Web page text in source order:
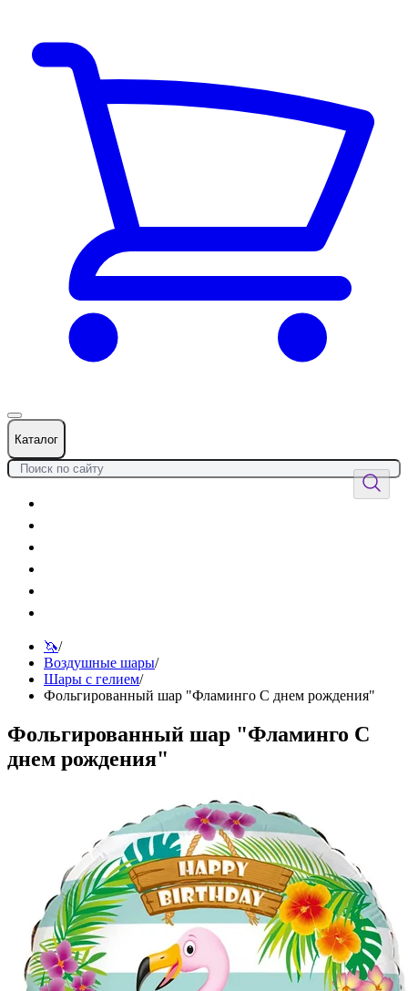
Каталог
🦄/
Воздушные шары/
Шары с гелием/
Фольгированный шар "Фламинго С днем рождения"
Фольгированный шар "Фламинго С
днем рождения"